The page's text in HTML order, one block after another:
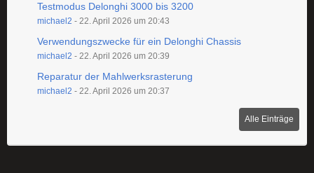
Testmodus Delonghi 3000 bis 3200
michael2 - 22. April 2026 um 20:43
Verwendungszwecke für ein Delonghi Chassis
michael2 - 22. April 2026 um 20:39
Reparatur der Mahlwerksrasterung
michael2 - 22. April 2026 um 20:37
Alle Einträge